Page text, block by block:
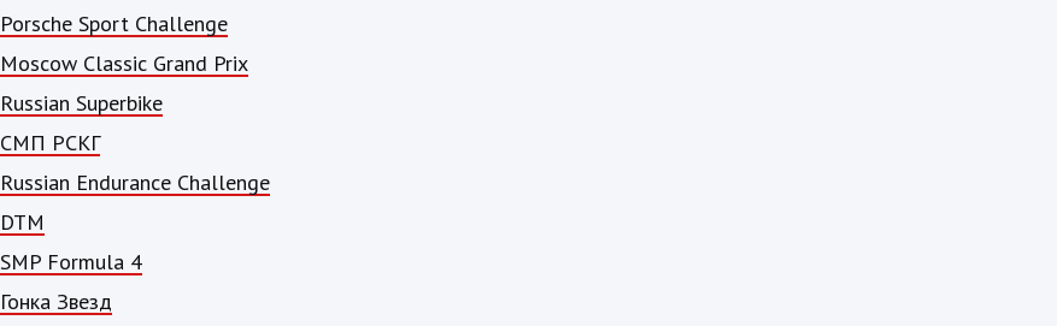
Porsche Sport Challenge
Moscow Classic Grand Prix
Russian Superbike
СМП РСКГ
Russian Endurance Challenge
DTM
SMP Formula 4
Гонка Звезд